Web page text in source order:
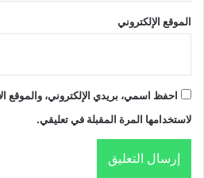
الموقع الإلكتروني
احفظ اسمي، بريدي الإلكتروني، والموقع
لاستخدامها المرة المقبلة في تعليقي.